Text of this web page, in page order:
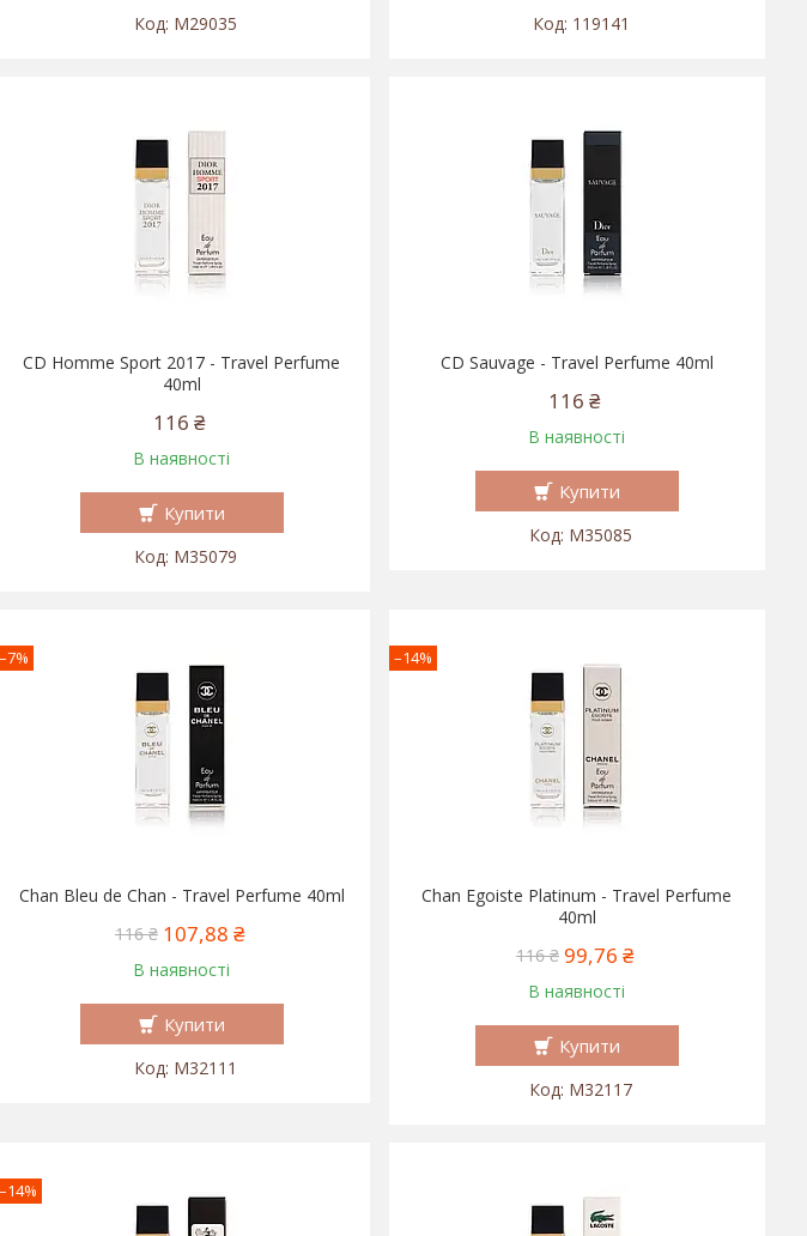
M29035 119141
CD Homme Sport 2017 - Travel Perfume
40ml
116 ₴
В наявності
Купити
M35079
CD Sauvage - Travel Perfume 40ml
116 ₴
В наявності
Купити
M35085
–7%
Chan Bleu de Chan - Travel Perfume 40ml
116 ₴ 107,88 ₴
В наявності
Купити
M32111
–14%
Chan Egoiste Platinum - Travel Perfume
40ml
116 ₴ 99,76 ₴
В наявності
Купити
M32117
–14%